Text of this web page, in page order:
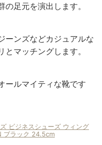
足元を演出します。
ーンズなどカジュアルな
マッチングします。
ールマイティな靴です
ビジネスシューズ ウィング
ブラック 24.5cm